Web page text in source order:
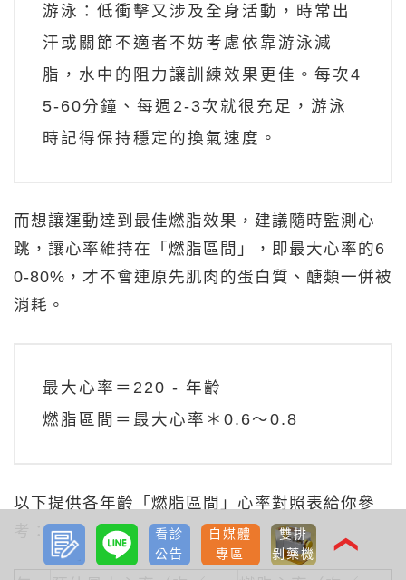
游泳：低衝擊又涉及全身活動，時常出
汗或關節不適者不妨考慮依靠游泳減
脂，水中的阻力讓訓練效果更佳。每次4
5-60分鐘、每週2-3次就很充足，游泳
時記得保持穩定的換氣速度。
而想讓運動達到最佳燃脂效果，建議隨時監測心
跳，讓心率維持在「燃脂區間」，即最大心率的6
0-80%，才不會連原先肌肉的蛋白質、醣類一併被
消耗。
最大心率＝220 - 年齡
燃脂區間＝最大心率＊0.6～0.8
以下提供各年齡「燃脂區間」心率對照表給你參
考：
雙排
剝藥機
自媒體
專區
看診
公告
預約
諮詢
LINE
❮